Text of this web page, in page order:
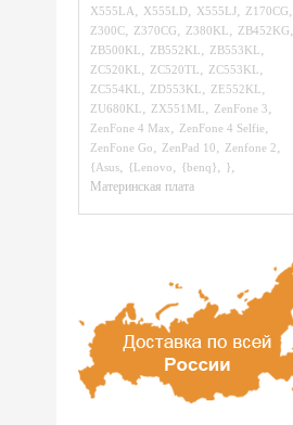
X555LA, X555LD, X555LJ, Z170CG,
Z300C, Z370CG, Z380KL, ZB452KG,
ZB500KL, ZB552KL, ZB553KL,
ZC520KL, ZC520TL, ZC553KL,
ZC554KL, ZD553KL, ZE552KL,
ZU680KL, ZX551ML, ZenFone 3,
ZenFone 4 Max, ZenFone 4 Selfie,
ZenFone Go, ZenPad 10, Zenfone 2,
{Asus, {Lenovo, {benq}, },
Материнская плата